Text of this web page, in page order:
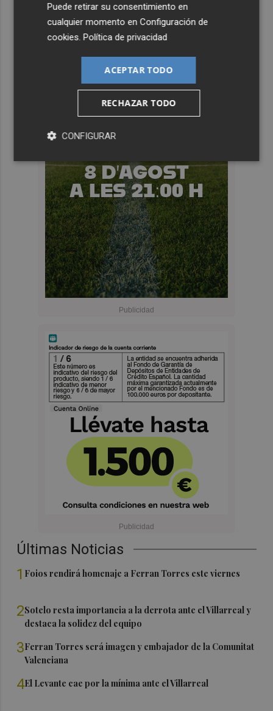
Últimas Noticias
1 Foios rendirá homenaje a Ferran Torres este viernes
2Sotelo resta importancia a la derrota ante el Villarreal y
destaca la solidez del equipo
3Ferran Torres será imagen y embajador de la Comunitat
Valenciana
4El Levante cae por la mínima ante el Villarreal
Puede retirar su consentimiento en
cualquier momento enConfiguración de
cookies .Política de privacidad
ACEPTAR TODO
RECHAZAR TODO
CONFIGURAR